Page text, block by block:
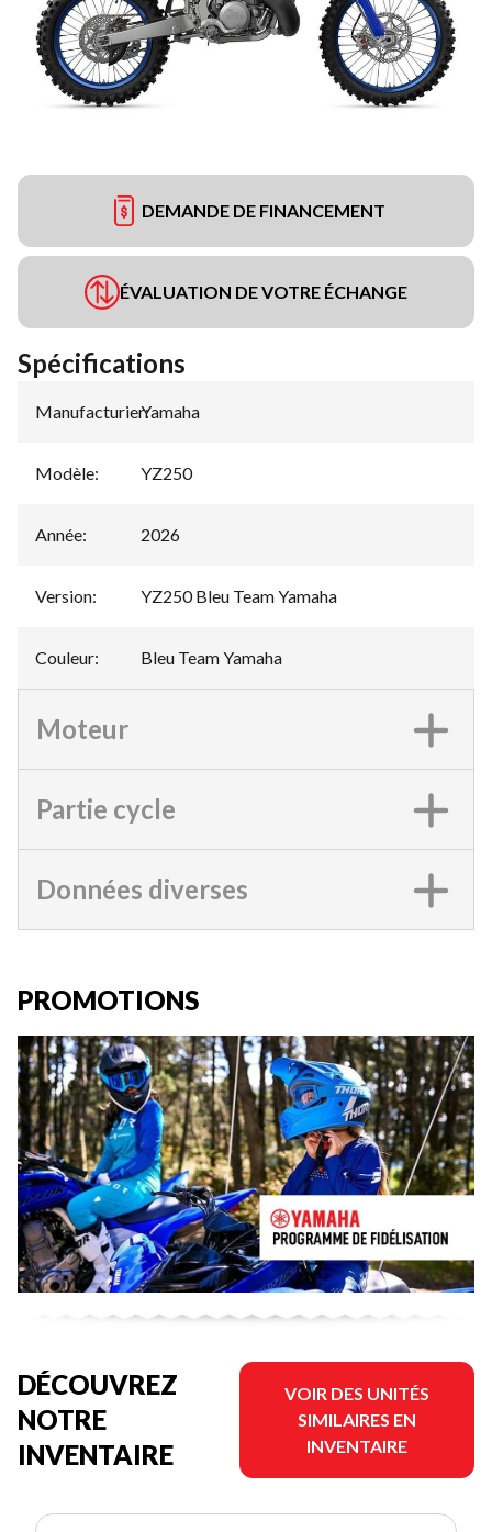
DEMANDE DE FINANCEMENT
ÉVALUATION DE VOTRE ÉCHANGE
Spécifications
Manufacturier:
Yamaha
Modèle: YZ250
Année: 2026
Version: YZ250 Bleu Team Yamaha
Couleur: Bleu Team Yamaha
Moteur
Partie cycle
Données diverses
PROMOTIONS
DÉCOUVREZ
NOTRE
INVENTAIRE
VOIR DES UNITÉS
SIMILAIRES EN
INVENTAIRE